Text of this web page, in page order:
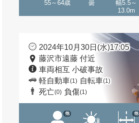
55～64歳 曇
幅5.5～
13.0m
2024年10月30日(水)17:05
藤沢市遠藤 付近
車両相互 小破事故
軽自動車(1) 自転車(1)
死亡(0) 負傷(1)
他 他